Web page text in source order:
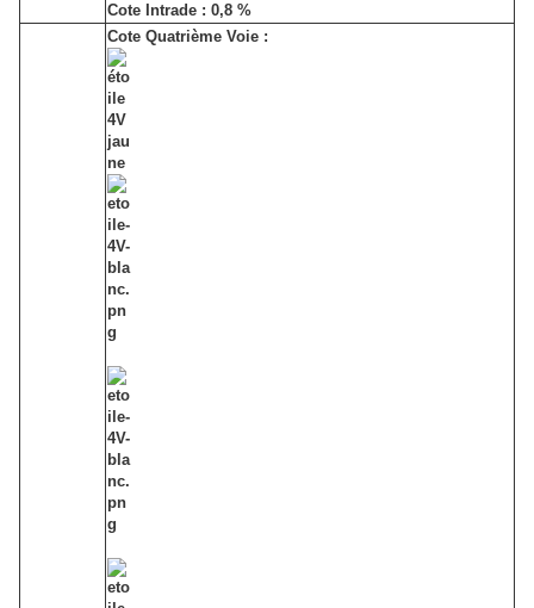
Cote Intrade : 0,8 %
Cote Quatrième Voie :